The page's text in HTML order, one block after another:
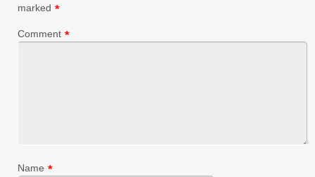
marked *
Comment *
Name *